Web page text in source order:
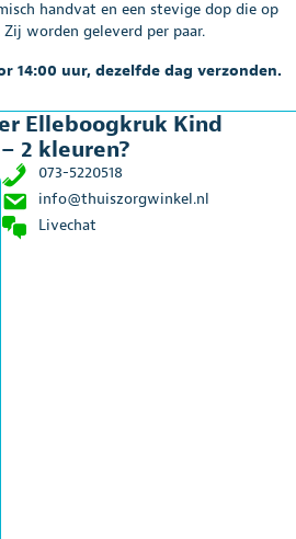
handvat en een stevige dop die op
worden geleverd per paar.
14:00 uur, dezelfde dag verzonden.
Elleboogkruk Kind
2 kleuren?
073-5220518
info@thuiszorgwinkel.nl
Livechat